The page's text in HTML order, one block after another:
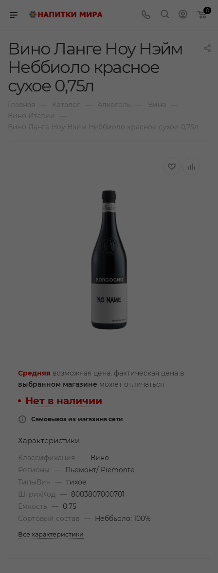
0
Вино Ланге Ноу Нэйм
Неббиоло красное
сухое 0,75л
Главная Каталог Алкоголь Вино
Вино Италии
Вино Ланге Ноу Нэйм Неббиоло красное сухое 0,75л
Средняя возможная цена, фактическая цена в
выбранном магазине может отличаться
Нет в наличии
Самовывоз из магазина сети
Характеристики
Классификация —
Вино
Регионы
—
Пьемонт/ Piemonte
ТипыВин
— тихое
ШтрихКод
—
8003807000701
Емкость
—
0.75
Сортовый состав
— Неббьоло: 100%
Все характеристики